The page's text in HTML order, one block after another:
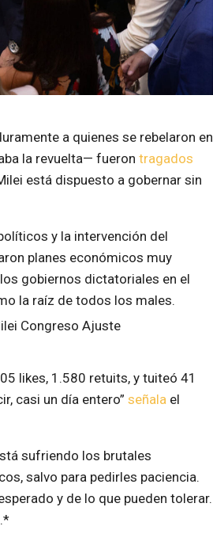
a quienes se rebelaron en
la revuelta— fueron tragados
está dispuesto a gobernar sin
y la intervención del
planes económicos muy
gobiernos dictatoriales en el
la raíz de todos los males.
likes, 1.580 retuits, y tuiteó 41
casi un día entero” señalael
sufriendo los brutales
salvo para pedirles paciencia.
y de lo que pueden tolerar.